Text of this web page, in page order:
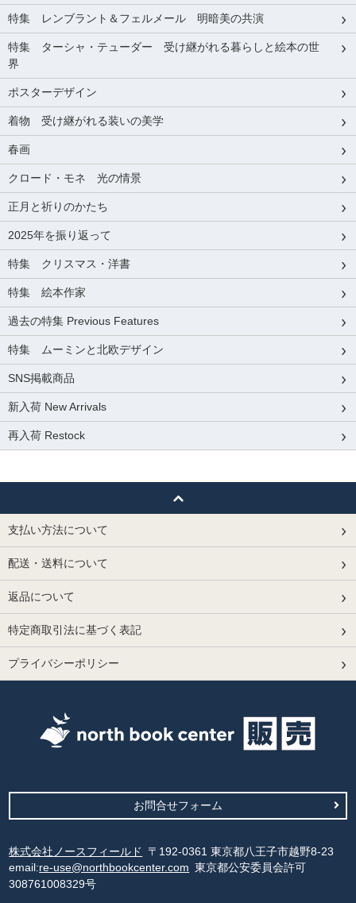
特集 レンブラント＆フェルメール 明暗美の共演
特集 ターシャ・テューダー 受け継がれる暮らしと絵本の世
界
ポスターデザイン
着物 受け継がれる装いの美学
春画
クロード・モネ 光の情景
正月と祈りのかたち
2025年を振り返って
特集 クリスマス・洋書
特集 絵本作家
過去の特集 Previous Features
特集 ムーミンと北欧デザイン
SNS掲載商品
新入荷 New Arrivals
再入荷 Restock
支払い方法について
配送・送料について
返品について
特定商取引法に基づく表記
プライバシーポリシー
お問合せフォーム
株式会社ノースフィールド
〒192-0361 東京都八王子市越野8-23
email:re-use@northbookcenter.com 東京都公安委員会許可
308761008329号